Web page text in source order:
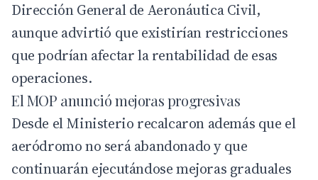
Dirección General de Aeronáutica Civil,
aunque advirtió que existirían restricciones
que podrían afectar la rentabilidad de esas
operaciones.
El MOP anunció mejoras progresivas
Desde el Ministerio recalcaron además que el
aeródromo no será abandonado y que
continuarán ejecutándose mejoras graduales